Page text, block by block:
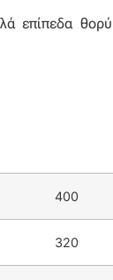
επίπεδα
400
320